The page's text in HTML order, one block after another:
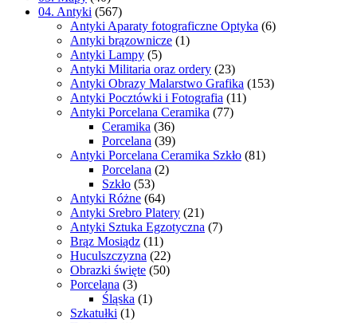
04. Antyki (567)
Antyki Aparaty fotograficzne Optyka (6)
Antyki brązownicze (1)
Antyki Lampy (5)
Antyki Militaria oraz ordery (23)
Antyki Obrazy Malarstwo Grafika (153)
Antyki Pocztówki i Fotografia (11)
Antyki Porcelana Ceramika (77)
Ceramika (36)
Porcelana (39)
Antyki Porcelana Ceramika Szkło (81)
Porcelana (2)
Szkło (53)
Antyki Różne (64)
Antyki Srebro Platery (21)
Antyki Sztuka Egzotyczna (7)
Brąz Mosiądz (11)
Huculszczyzna (22)
Obrazki święte (50)
Porcelana (3)
Śląska (1)
Szkatułki (1)